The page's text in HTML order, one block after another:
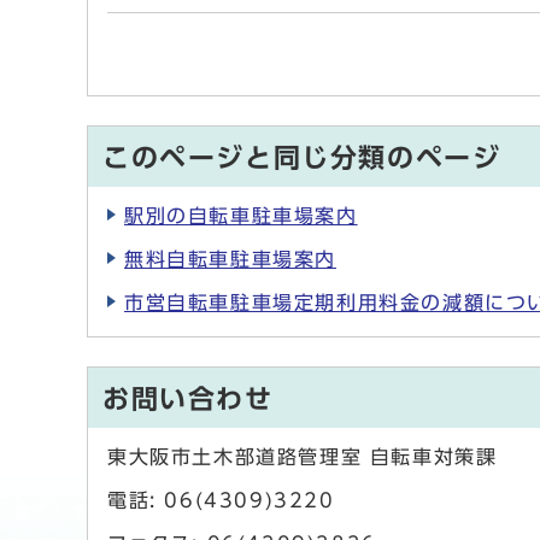
このページと同じ分類のページ
駅別の自転車駐車場案内
無料自転車駐車場案内
市営自転車駐車場定期利用料金の減額につ
お問い合わせ
東大阪市土木部道路管理室 自転車対策課
電話: 06(4309)3220